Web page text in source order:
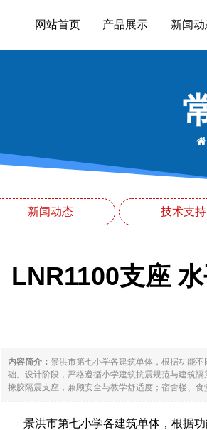
网站首页 产品展示 新闻
新闻动态 技术支持
LNR1100支座
内容简介： 景洪市第七小学各建筑单体，根据功能
础。设计阶段，严格遵循小学建筑抗震规范与建筑
橡胶隔震支座，兼顾安全与教学舒适度；宿舍楼、
景洪市第七小学各建筑单体，根据